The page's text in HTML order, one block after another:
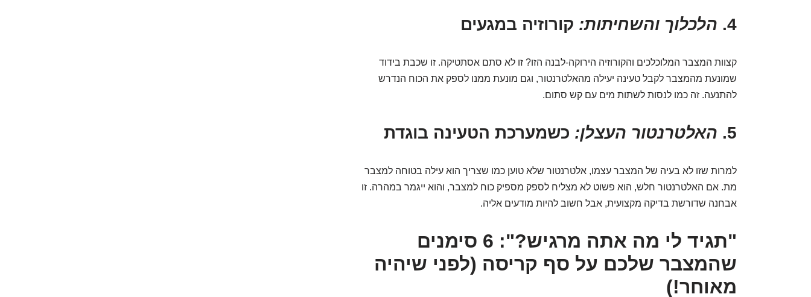
4. הלכלוך והשחיתות: קורוזיה במגעים
קצוות המצבר המלוכלכים והקורוזיה הירוקה-לבנה הזו? זו לא סתם אסתטיקה. זו שכבת בידוד
שמונעת מהמצבר לקבל טעינה יעילה מהאלטרנטור, וגם מונעת ממנו לספק את הכוח הנדרש
להתנעה. זה כמו לנסות לשתות מים עם קש סתום.
5. האלטרנטור העצלן: כשמערכת הטעינה בוגדת
למרות שזו לא בעיה של המצבר עצמו, אלטרנטור שלא טוען כמו שצריך הוא עילה בטוחה למצבר
מת. אם האלטרנטור חלש, הוא פשוט לא מצליח לספק מספיק כוח למצבר, והוא ייגמר במהרה. זו
אבחנה שדורשת בדיקה מקצועית, אבל חשוב להיות מודעים אליה.
"תגיד לי מה אתה מרגיש?": 6 סימנים
שהמצבר שלכם על סף קריסה (לפני שיהיה
מאוחר!)